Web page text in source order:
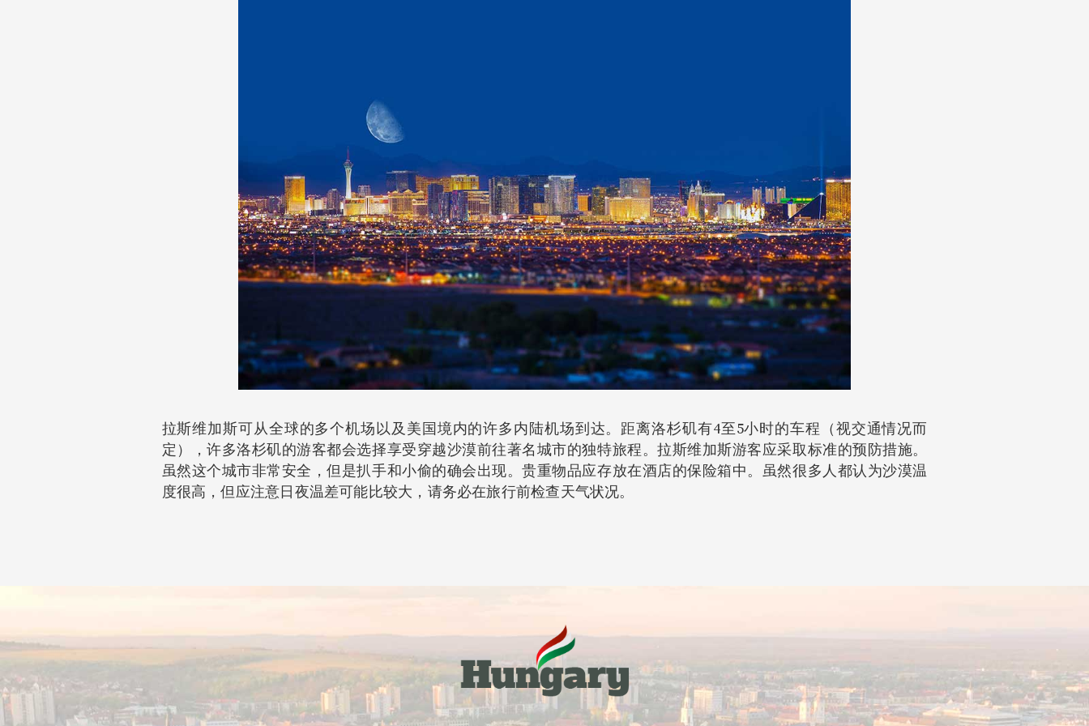
拉斯维加斯可从全球的多个机场以及美国境内的许多内陆机场到达。距离洛杉矶有4至5小时的车程（视交通情况而
定），许多洛杉矶的游客都会选择享受穿越沙漠前往著名城市的独特旅程。拉斯维加斯游客应采取标准的预防措施。
虽然这个城市非常安全，但是扒手和小偷的确会出现。贵重物品应存放在酒店的保险箱中。虽然很多人都认为沙漠温
度很高，但应注意日夜温差可能比较大，请务必在旅行前检查天气状况。